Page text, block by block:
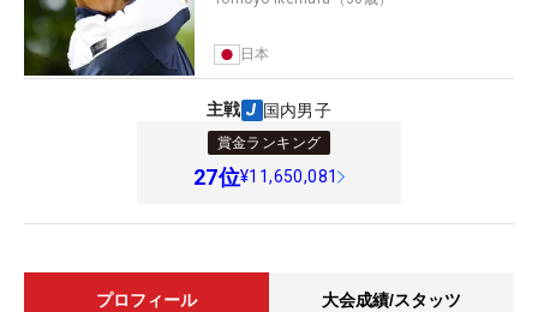
日本
主戦 国内男子
賞金ランキング
27位¥11,650,081
プロフィール 大会成績/スタッツ